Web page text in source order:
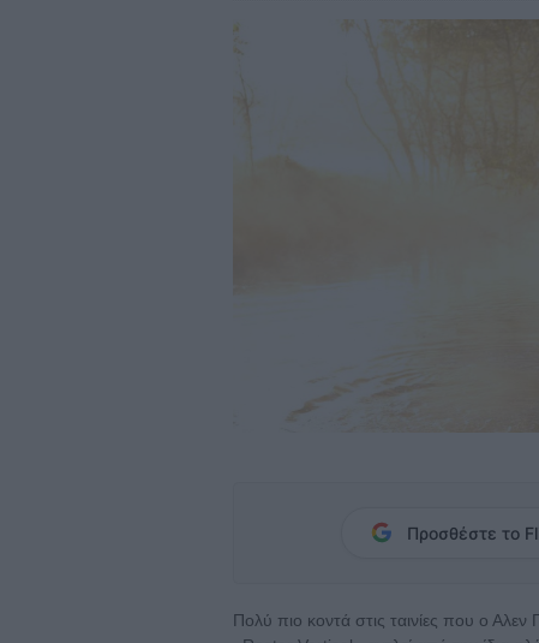
Προσθέστε το
Πολύ πιο κοντά στις ταινίες που ο